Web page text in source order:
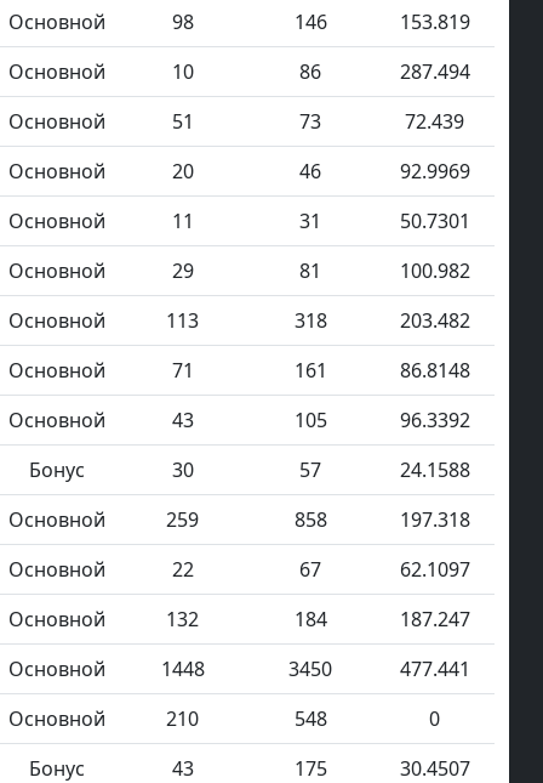
Основной
98 146
153.819
Основной
10 86
287.494
Основной
51 73
72.439
Основной
20 46
92.9969
Основной
11 31
50.7301
Основной
29 81
100.982
Основной
113 318
203.482
Основной
71 161
86.8148
Основной
43 105
96.3392
Бонус
30 57
24.1588
Основной
259 858
197.318
Основной
22 67
62.1097
Основной
132 184
187.247
Основной
1448 3450
477.441
Основной
210 548
0
Бонус
43 175
30.4507